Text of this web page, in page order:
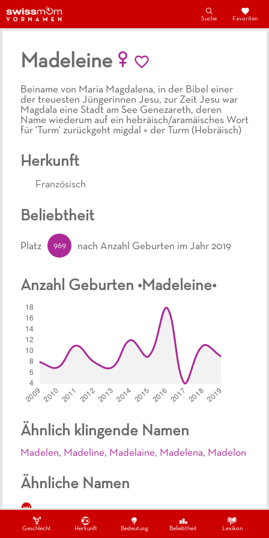
Geschlecht Herkunft Bedeutung Beliebtheit Lexikon
Suche Favoriten
Madeleine
Beiname von Maria Magdalena, in der Bibel einer
der treuesten Jüngerinnen Jesu, zur Zeit Jesu war
Magdala eine Stadt am See Genezareth, deren
Name wiederum auf ein hebräisch/aramäisches Wort
für 'Turm' zurückgeht migdal = der Turm (Hebräisch)
Herkunft
Französisch
Ähnlich klingende Namen
Madelen, Madeline, Madelaine, Madelena, Madelon
Ähnliche Namen
mäd
Französische Mädchennamen beginnend mit Ma
Beliebtheit
Platz 969 nach Anzahl Geburten im Jahr 2019
Anzahl Geburten •Madeleine•